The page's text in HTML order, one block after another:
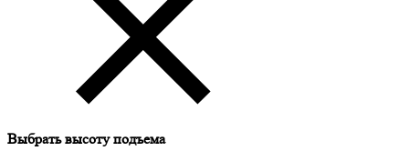
Выбрать высоту подъема